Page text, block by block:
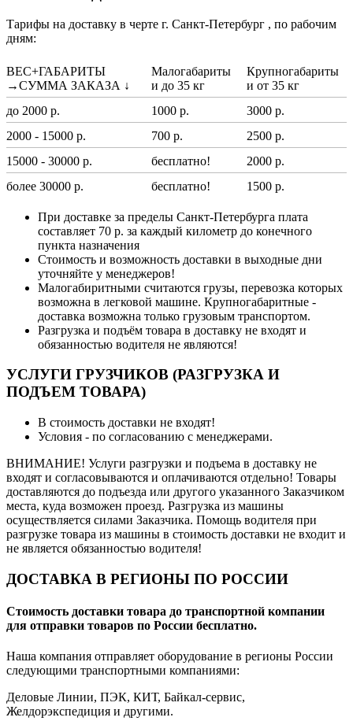
Тарифы на доставку в черте г. Санкт-Петербург , по рабочим
дням:
ВЕС+ГАБАРИТЫ
→СУММА ЗАКАЗА ↓
Малогабариты
и до 35 кг
Крупногабариты
и от 35 кг
до 2000 р.
1000 р.
3000 р.
2000 - 15000 р.
700 р.
2500 р.
15000 - 30000 р.
бесплатно!
2000 р.
более 30000 р.
бесплатно! 1500 р.
При доставке за пределы Санкт-Петербурга плата
составляет 70 р. за каждый километр до конечного
пункта назначения
Стоимость и возможность доставки в выходные дни
уточняйте у менеджеров!
Малогабиритными считаются грузы, перевозка которых
возможна в легковой машине. Крупногабаритные -
доставка возможна только грузовым транспортом.
Разгрузка и подъём товара в доставку не входят и
обязанностью водителя не являются!
УСЛУГИ ГРУЗЧИКОВ (РАЗГРУЗКА И
ПОДЪЕМ ТОВАРА)
В стоимость доставки не входят!
Условия - по согласованию с менеджерами.
ВНИМАНИЕ! Услуги разгрузки и подъема в доставку не
входят и согласовываются и оплачиваются отдельно! Товары
доставляются до подъезда или другого указанного Заказчиком
места, куда возможен проезд. Разгрузка из машины
осуществляется силами Заказчика. Помощь водителя при
разгрузке товара из машины в стоимость доставки не входит и
не является обязанностью водителя!
ДОСТАВКА В РЕГИОНЫ ПО РОССИИ
Стоимость доставки товара до транспортной компании
для отправки товаров по России бесплатно.
Наша компания отправляет оборудование в регионы России
следующими транспортными компаниями:
Деловые Линии, ПЭК, КИТ, Байкал-сервис,
Желдорэкспедиция и другими.